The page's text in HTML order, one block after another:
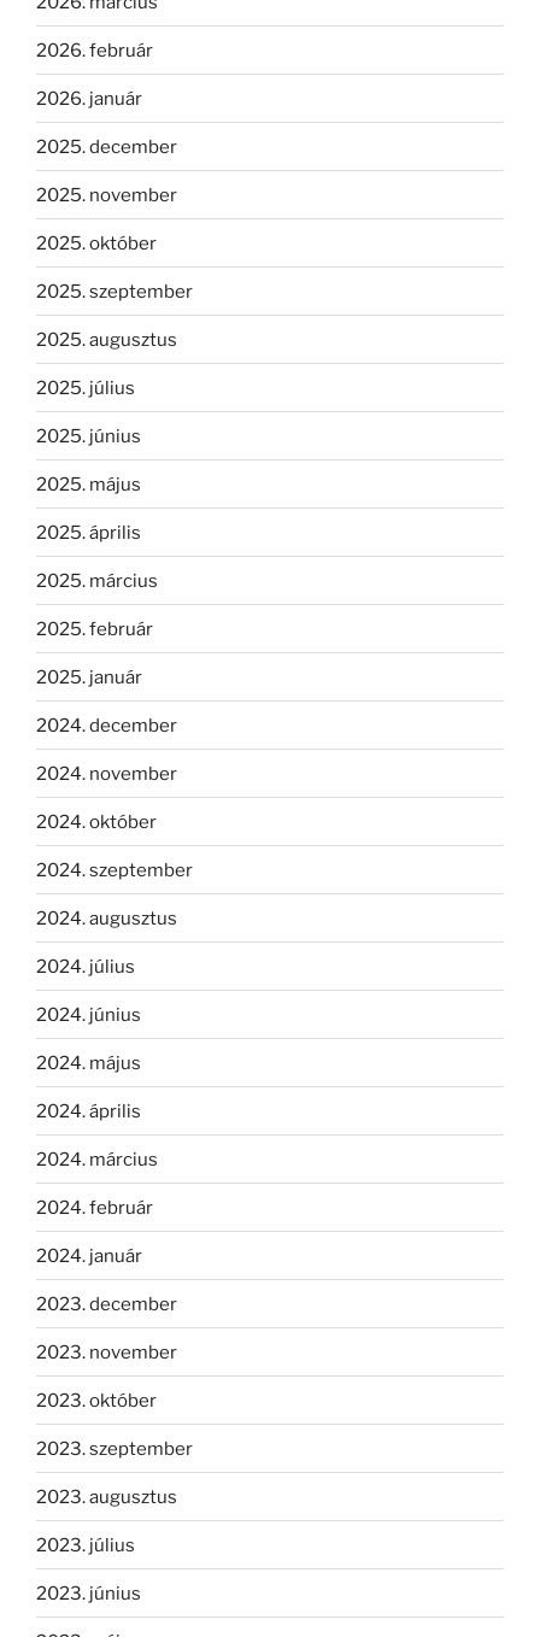
2026. február
2026. január
2025. december
2025. november
2025. október
2025. szeptember
2025. augusztus
2025. július
2025. június
2025. május
2025. április
2025. március
2025. február
2025. január
2024. december
2024. november
2024. október
2024. szeptember
2024. augusztus
2024. július
2024. június
2024. május
2024. április
2024. március
2024. február
2024. január
2023. december
2023. november
2023. október
2023. szeptember
2023. augusztus
2023. július
2023. június